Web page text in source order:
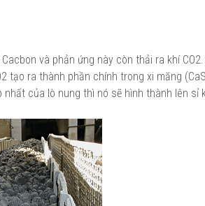
và phản ứng này còn thải ra khí
tạo ra thành phần chính trong xi măng
của lò nung thì nó sẽ hình thành lên sỉ